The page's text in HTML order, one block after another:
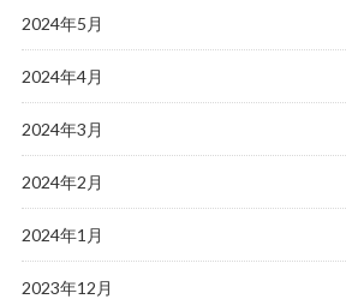
2024年5月
2024年4月
2024年3月
2024年2月
2024年1月
2023年12月